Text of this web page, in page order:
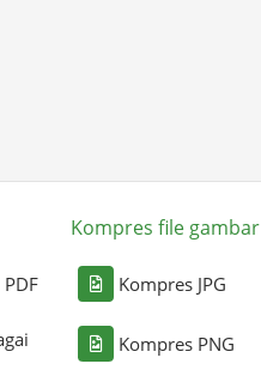
Kompres file gambar
Kompres JPG
Kompres PNG